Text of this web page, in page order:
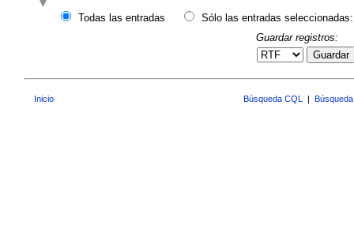
Todas las entradas
Sólo las entradas seleccionadas:
Guardar registros:
Guardar
Inicio Búsqueda CQL